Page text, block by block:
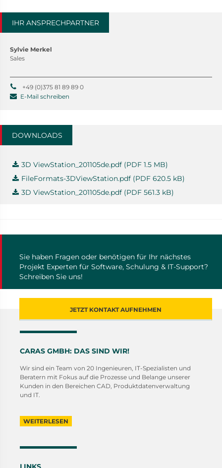
IHR ANSPRECHPARTNER
Sylvie Merkel
Sales
+49 (0)375 81 89 89 0
E-Mail schreiben
DOWNLOADS
3D ViewStation_201105de.pdf (PDF 1.5 MB)
FileFormats-3DViewStation.pdf (PDF 620.5 kB)
3D ViewStation_201105de.pdf (PDF 561.3 kB)
Sie haben Fragen oder benötigen für Ihr nächstes
Projekt Experten für Software, Schulung & IT-Support?
Schreiben Sie uns!
JETZT KONTAKT AUFNEHMEN
CARAS GMBH: DAS SIND WIR!
Wir sind ein Team von 20 Ingenieuren, IT-Spezialisten und
Beratern mit Fokus auf die Prozesse und Belange unserer
Kunden in den Bereichen CAD, Produktdatenverwaltung
und IT.
WEITERLESEN